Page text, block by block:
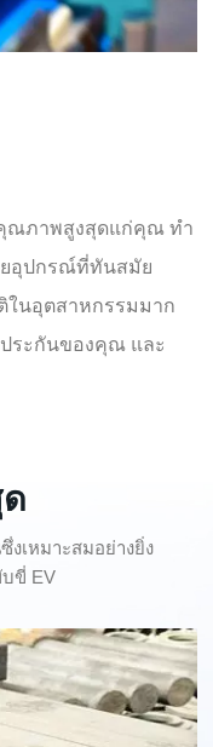
คุณภาพสูงสุดแก่คุณ ทำ
ยอุปกรณ์ที่ทันสมัย
ในอุตสาหกรรมมาก
ระกันของคุณ และ
และทนทานต่อการ
งเหมาะสมอย่างยิ่ง
ขี่ EV